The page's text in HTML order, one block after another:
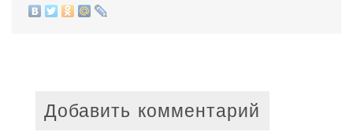
Добавить комментарий